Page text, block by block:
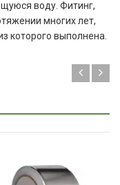
воду. Фитинг,
многих лет,
которого выполнена.